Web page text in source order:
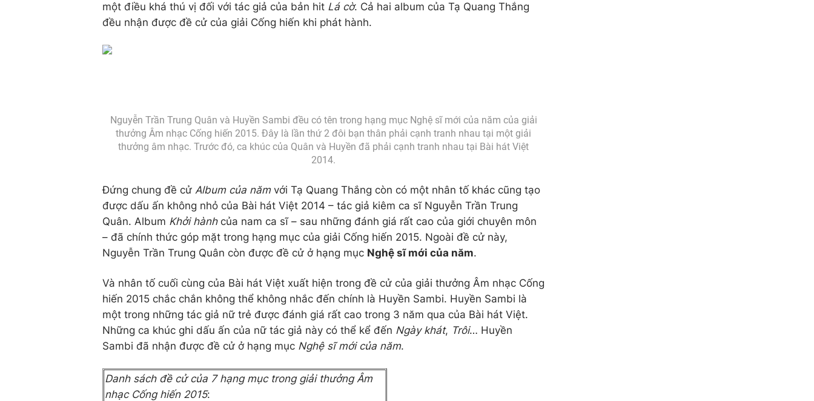
một điều khá thú vị đối với tác giả của bản hit Lá cờ. Cả hai album của Tạ Quang Thắng
đều nhận được đề cử của giải Cống hiến khi phát hành.
Nguyễn Trần Trung Quân và Huyền Sambi đều có tên trong hạng mục Nghệ sĩ mới của năm của giải
thưởng Âm nhạc Cống hiến 2015. Đây là lần thứ 2 đôi bạn thân phải cạnh tranh nhau tại một giải
thưởng âm nhạc. Trước đó, ca khúc của Quân và Huyền đã phải cạnh tranh nhau tại Bài hát Việt
2014.
Đứng chung đề cử Album của nămvới Tạ Quang Thắng còn có một nhân tố khác cũng tạo
được dấu ấn không nhỏ của Bài hát Việt 2014 – tác giả kiêm ca sĩ Nguyễn Trần Trung
Quân. Album Khởi hànhcủa nam ca sĩ – sau những đánh giá rất cao của giới chuyên môn
– đã chính thức góp mặt trong hạng mục của giải Cống hiến 2015. Ngoài đề cử này,
Nguyễn Trần Trung Quân còn được đề cử ở hạng mục Nghệ sĩ mới của năm.
Và nhân tố cuối cùng của Bài hát Việt xuất hiện trong đề cử của giải thưởng Âm nhạc Cống
hiến 2015 chắc chắn không thể không nhắc đến chính là Huyền Sambi. Huyền Sambi là
một trong những tác giả nữ trẻ được đánh giá rất cao trong 3 năm qua của Bài hát Việt.
Những ca khúc ghi dấu ấn của nữ tác giả này có thể kể đến Ngày khát, Trôi… Huyền
Sambi đã nhận được đề cử ở hạng mục Nghệ sĩ mới của năm.
Danh sách đề cử của 7 hạng mục trong giải thưởng Âm
nhạc Cống hiến 2015: